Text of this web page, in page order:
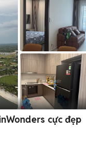
cực đẹp